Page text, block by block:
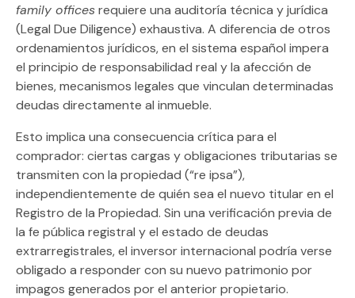
family officesrequiere una auditoría técnica y jurídica
(Legal Due Diligence) exhaustiva. A diferencia de otros
ordenamientos jurídicos, en el sistema español impera
el principio de responsabilidad real y la afección de
bienes, mecanismos legales que vinculan determinadas
deudas directamente al inmueble.
Esto implica una consecuencia crítica para el
comprador: ciertas cargas y obligaciones tributarias se
transmiten con la propiedad (“re ipsa”),
independientemente de quién sea el nuevo titular en el
Registro de la Propiedad. Sin una verificación previa de
la fe pública registral y el estado de deudas
extrarregistrales, el inversor internacional podría verse
obligado a responder con su nuevo patrimonio por
impagos generados por el anterior propietario.